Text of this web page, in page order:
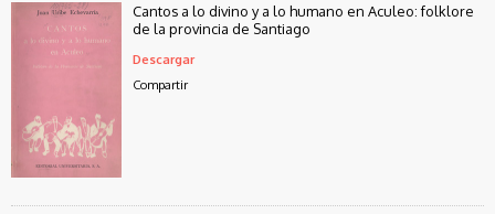
Cantos a lo divino y a lo humano en Aculeo: folklore
de la provincia de Santiago
Descargar
Compartir